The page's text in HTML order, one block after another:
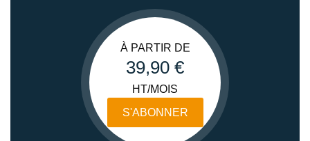
À PARTIR DE
39,90 €
HT/MOIS
S'ABONNER